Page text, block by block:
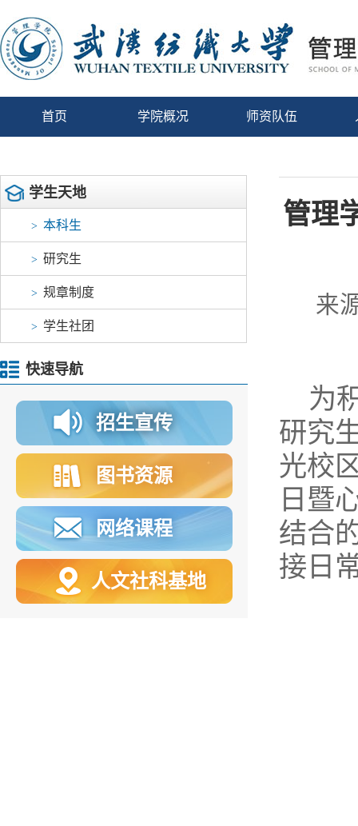
首页 学院概况 师资队伍
学生天地
> 本科生
> 研究生
> 规章制度
> 学生社团
快速导航
招生宣传
图书资源
网络课程
人文社科基地
管理
来
为
研究
光校
日暨
结合
接日